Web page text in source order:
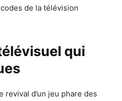
de la télévision
qui
revival d’un jeu phare des